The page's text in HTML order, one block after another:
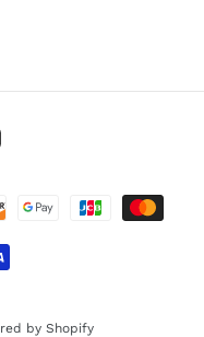
Instagram
by Shopify